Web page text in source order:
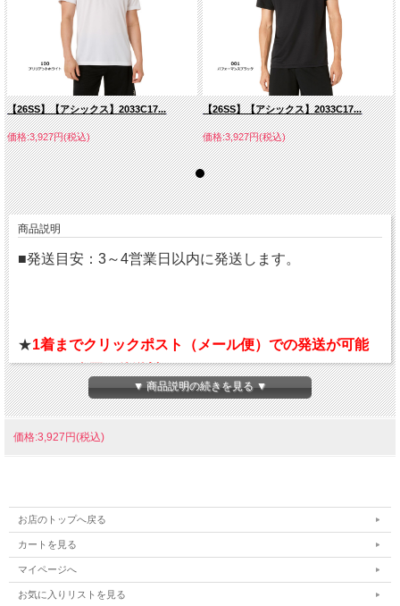
【26SS】【アシックス】2033C17...
価格:3,927円(税込)
【26SS】【アシックス】2033C17...
価格:3,927円(税込)
商品説明
■発送目安：3～4営業日以内に発送します。
★1着までクリックポスト（メール便）での発送が可能
です。（全国一律送料￥220）
★代引不可、ポストへの投函で配達終了となります。
★ご注文の際に、配送方法をクリックポストを選択して
ください。
汎用性のあるデザインの長期継続ポロシャツ
左袖にASICS Spiralロゴを採用。
主素材の少なくとも50％はリサイクル素材を使用してお
り、廃棄物や二酸化炭素の排出の削減に貢献。
▼ 商品説明の続きを見る ▼
価格:3,927円(税込)
お店のトップへ戻る
カートを見る
マイページへ
お気に入りリストを見る